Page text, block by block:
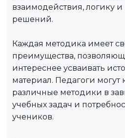
взаимодействия, логику
решений.
Каждая методика имеет
преимущества,
интереснее усваивать
материал. Педагоги могут
различные методики в
учебных задач и
учеников.